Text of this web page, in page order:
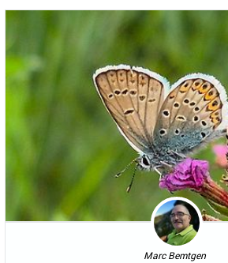
Marc Bemtgen